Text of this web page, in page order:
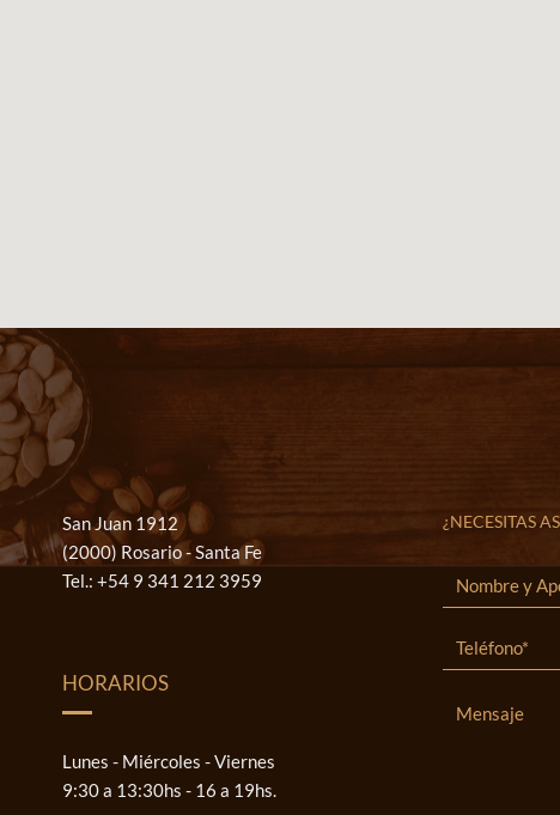
San Juan 1912
(2000) Rosario - Santa Fe
Tel.: +54 9 341 212 3959
HORARIOS
Lunes - Miércoles - Viernes
9:30 a 13:30hs - 16 a 19hs.
¿NECESITAS